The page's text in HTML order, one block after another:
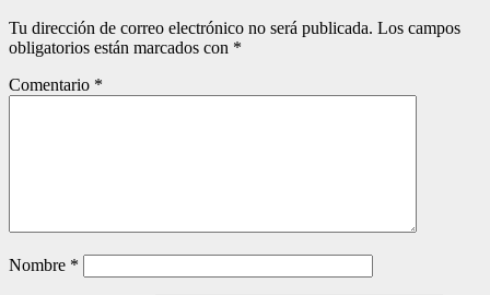
Tu dirección de correo electrónico no será publicada. Los campos
obligatorios están marcados con *
Comentario *
Nombre *